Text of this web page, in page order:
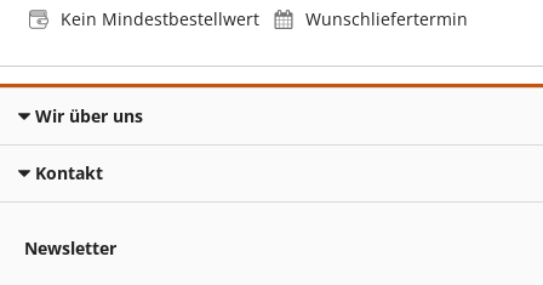
Kein Mindestbestellwert
Wunschliefertermin
Wir über uns
Kontakt
Newsletter